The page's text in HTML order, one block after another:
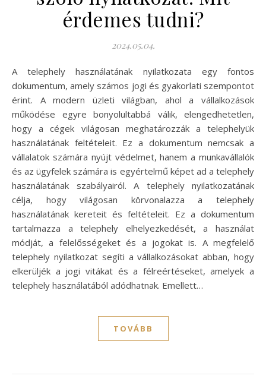
érdemes tudni?
2024.05.04.
A telephely használatának nyilatkozata egy fontos
dokumentum, amely számos jogi és gyakorlati szempontot
érint. A modern üzleti világban, ahol a vállalkozások
működése egyre bonyolultabbá válik, elengedhetetlen,
hogy a cégek világosan meghatározzák a telephelyük
használatának feltételeit. Ez a dokumentum nemcsak a
vállalatok számára nyújt védelmet, hanem a munkavállalók
és az ügyfelek számára is egyértelmű képet ad a telephely
használatának szabályairól. A telephely nyilatkozatának
célja, hogy világosan körvonalazza a telephely
használatának kereteit és feltételeit. Ez a dokumentum
tartalmazza a telephely elhelyezkedését, a használat
módját, a felelősségeket és a jogokat is. A megfelelő
telephely nyilatkozat segíti a vállalkozásokat abban, hogy
elkerüljék a jogi vitákat és a félreértéseket, amelyek a
telephely használatából adódhatnak. Emellett…
TOVÁBB